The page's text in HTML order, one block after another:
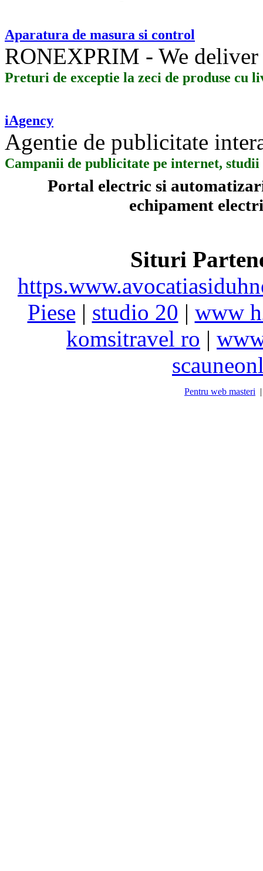
Aparatura de masura si control
RONEXPRIM - We deliver
Preturi de exceptie la zeci de produse cu
iAgency
Agentie de publicitate
Campanii de publicitate pe internet,
Portal electric si
echipament
Situri
Piese | studio 20 | www
komsitravel ro |
Pentru web masteri